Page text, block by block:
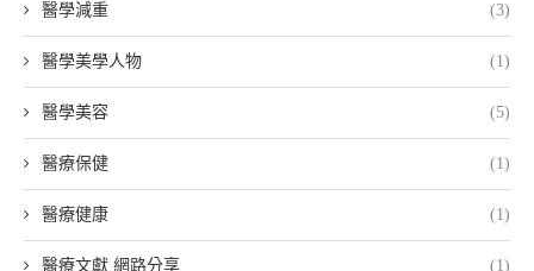
醫學減重 (3)
醫學美學人物 (1)
醫學美容 (5)
醫療保健 (1)
醫療健康 (1)
醫療文獻 網路分享 (1)